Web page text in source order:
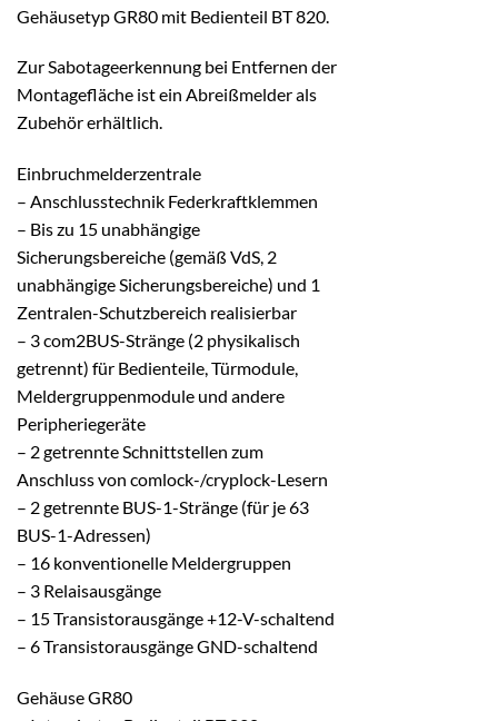
Gehäusetyp GR80 mit Bedienteil BT 820.
Zur Sabotageerkennung bei Entfernen der
Montagefläche ist ein Abreißmelder als
Zubehör erhältlich.
Einbruchmelderzentrale
– Anschlusstechnik Federkraftklemmen
– Bis zu 15 unabhängige
Sicherungsbereiche (gemäß VdS, 2
unabhängige Sicherungsbereiche) und 1
Zentralen-Schutzbereich realisierbar
– 3 com2BUS-Stränge (2 physikalisch
getrennt) für Bedienteile, Türmodule,
Meldergruppenmodule und andere
Peripheriegeräte
– 2 getrennte Schnittstellen zum
Anschluss von comlock-/cryplock-Lesern
– 2 getrennte BUS-1-Stränge (für je 63
BUS-1-Adressen)
– 16 konventionelle Meldergruppen
– 3 Relaisausgänge
– 15 Transistorausgänge +12-V-schaltend
– 6 Transistorausgänge GND-schaltend
Gehäuse GR80